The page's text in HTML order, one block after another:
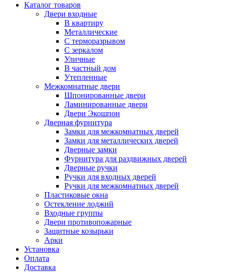
Каталог товаров
Двери входные
В квартиру
Металлические
С терморазрывом
С зеркалом
Уличные
В частный дом
Утепленные
Межкомнатные двери
Шпонированные двери
Ламинированные двери
Двери Экошпон
Дверная фурнитура
Замки для межкомнатных дверей
Замки для металлических дверей
Дверные замки
Фурнитура для раздвижных дверей
Дверные ручки
Ручки для входных дверей
Ручки для межкомнатных дверей
Пластиковые окна
Остекление лоджий
Входные группы
Двери противопожарные
Защитные козырьки
Арки
Установка
Оплата
Доставка